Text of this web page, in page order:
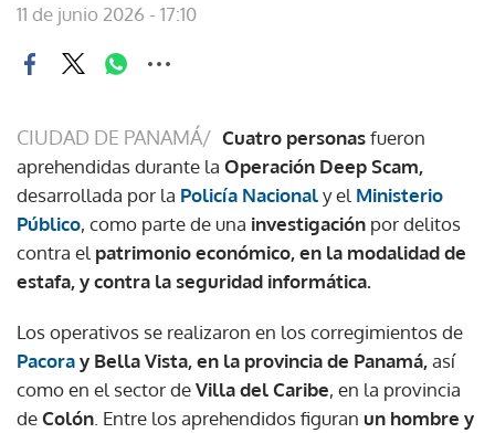
11 de junio 2026 - 17:10
CIUDAD DE PANAMÁ/ Cuatro personasfueron
aprehendidas durante la Operación Deep Scam,
desarrollada por la Policía Nacionaly el Ministerio
Público, como parte de una investigación por delitos
contra el patrimonio económico, en la modalidad de
estafa, y contra la seguridad informática.
Los operativos se realizaron en los corregimientos de
Pacoray Bella Vista, en la provincia de Panamá,así
como en el sector deVilla del Caribe, en la provincia
deColón . Entre los aprehendidos figuran un hombre y